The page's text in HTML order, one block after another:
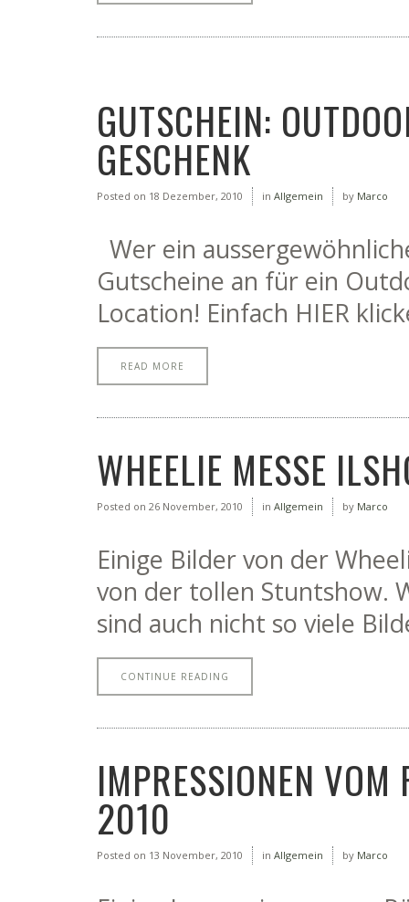
GUTSCHEIN:
GESCHENK
Posted on 18 Dezember, 2010 in Allgemein by Marco
Wer ein
Gutscheine an für ein
Location! Einfach HIER
READ MORE
WHEELIE MESSE
Posted on 26 November, 2010 in Allgemein by Marco
Einige Bilder von der
von der tollen Stuntshow.
sind auch nicht so viele
CONTINUE READING
IMPRESSIONEN VOM
2010
Posted on 13 November, 2010 in Allgemein by Marco